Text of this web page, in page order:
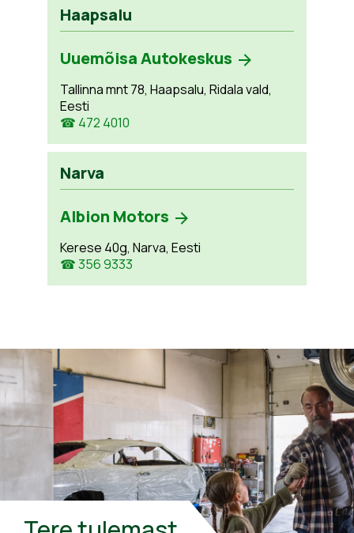
Haapsalu
Uuemõisa Autokeskus
Tallinna mnt 78, Haapsalu, Ridala vald,
Eesti
☎ 472 4010
Narva
Albion Motors
Kerese 40g, Narva, Eesti
☎ 356 9333